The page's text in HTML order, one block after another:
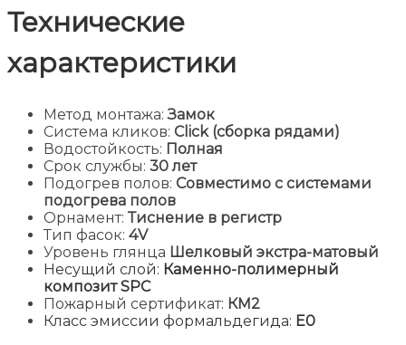
Технические
характеристики
Метод монтажа:Замок
Система кликов: Click (сборка рядами)
Водостойкость: Полная
Срок службы: 30 лет
Подогрев полов: Совместимо с системами
подогрева полов
Орнамент: Тиснение в регистр
Тип фасок: 4V
Уровень глянца Шелковый экстра-матовый
Несущий слой: Каменно-полимерный
композит SPC
Пожарный сертификат: КМ2
Класс эмиссии формальдегида: Е0